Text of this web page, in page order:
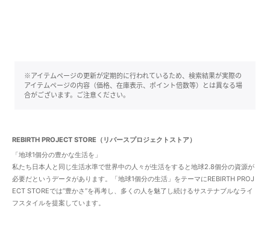
※アイテムページの更新が定期的に行われているため、検索結果が実際の
アイテムページの内容（価格、在庫表示、ポイント倍数等）とは異なる場
合がございます。ご注意ください。
REBIRTH PROJECT STORE（リバースプロジェクトストア）
「地球1個分の豊かな生活を」
私たち日本人と同じ生活水準で世界中の人々が生活をすると地球2.8個分の資源が
必要だというデータがあります。「地球1個分の生活」をテーマにREBIRTH PROJ
ECT STOREでは”豊かさ”を再考し、多くの人を魅了し続けるサステナブルなライ
フスタイルを提案しています。